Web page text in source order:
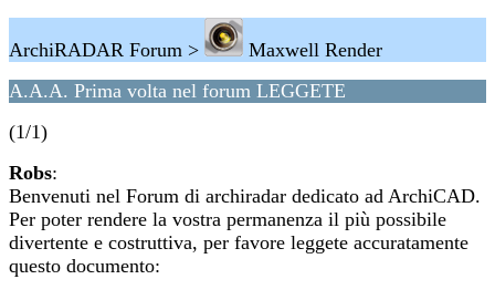
ArchiRADAR Forum >
Maxwell Render
A.A.A. Prima volta nel forum LEGGETE
(1/1)
Robs:
Benvenuti nel Forum di archiradar dedicato ad ArchiCAD.
Per poter rendere la vostra permanenza il più possibile
divertente e costruttiva, per favore leggete accuratamente
questo documento: